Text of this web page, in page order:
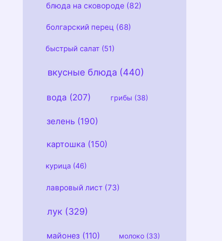
блюда на сковороде (82)
болгарский перец (68)
быстрый салат (51)
вкусные блюда (440)
вода (207) грибы (38)
зелень (190)
картошка (150)
курица (46)
лавровый лист(73)
лук (329)
майонез(110) молоко(33)